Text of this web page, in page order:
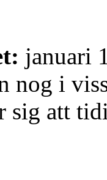
januari
nog i
sig att